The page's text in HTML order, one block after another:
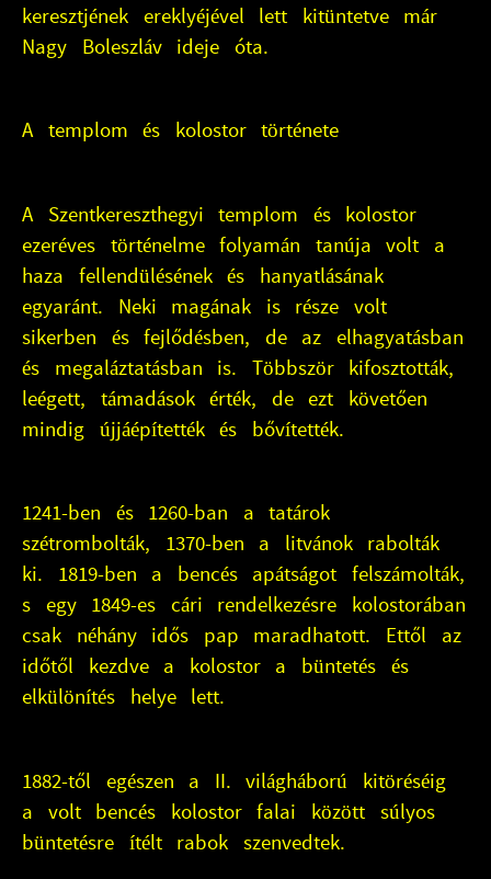
keresztjének ereklyéjével lett kitüntetve már
Nagy Boleszláv ideje óta.
A templom és kolostor története
A Szentkereszthegyi templom és kolostor
ezeréves történelme folyamán tanúja volt a
haza fellendülésének és hanyatlásának
egyaránt. Neki magának is része volt
sikerben és fejlődésben, de az elhagyatásban
és megaláztatásban is. Többször kifosztották,
leégett, támadások érték, de ezt követően
mindig újjáépítették és bővítették.
1241-ben és 1260-ban a tatárok
szétrombolták, 1370-ben a litvánok rabolták
ki. 1819-ben a bencés apátságot felszámolták,
s egy 1849-es cári rendelkezésre kolostorában
csak néhány idős pap maradhatott. Ettől az
időtől kezdve a kolostor a büntetés és
elkülönítés helye lett.
1882-től egészen a II. világháború kitöréséig
a volt bencés kolostor falai között súlyos
büntetésre ítélt rabok szenvedtek.